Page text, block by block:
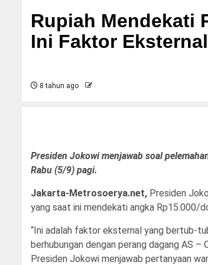
Rupiah Mendekati
Ini Faktor
8 tahun ago
Presiden Jokowi menjawab soal
Rabu (5/9) pagi.
Jakarta-Metrosoerya.net, Presiden
yang saat ini mendekati angka Rp15.000/
“Ini adalah faktor eksternal yang bertub-
berhubungan dengan perang dagang AS –
Presiden Jokowi menjawab pertanyaan